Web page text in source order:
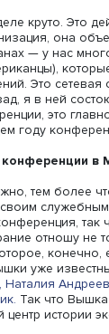
на
позвольте
круто.
— у нас
Это
я в ней
это
году